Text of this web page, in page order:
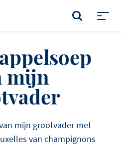
ZOEKEN
mijn
mijn grootvader met
van champignons